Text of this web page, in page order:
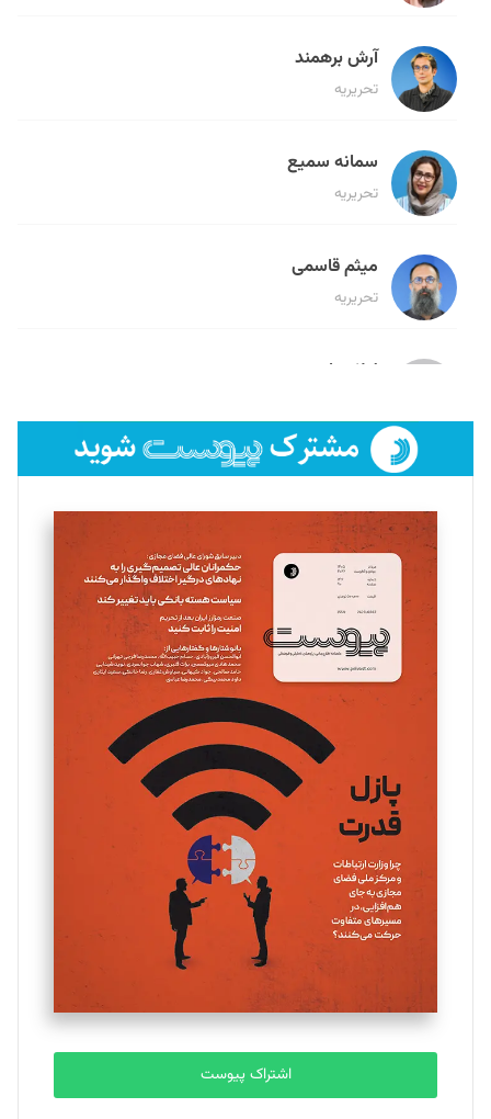
آرش برهمند
تحریریه
سمانه سمیع
تحریریه
میثم قاسمی
تحریریه
لیلا حنارود
فائزه فتحی رستمی
تحریریه
سروش کرمیان
تحریریه
مینا پاکدل
یسنا امان‌پور
تحریریه
ملینا جعفری
تحریریه
مصطفی مسجدی آرانی
تحریریه
بابک نقاش
اشتراک پیوست